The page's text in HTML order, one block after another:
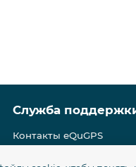
Служба
Контакты eQuGPS